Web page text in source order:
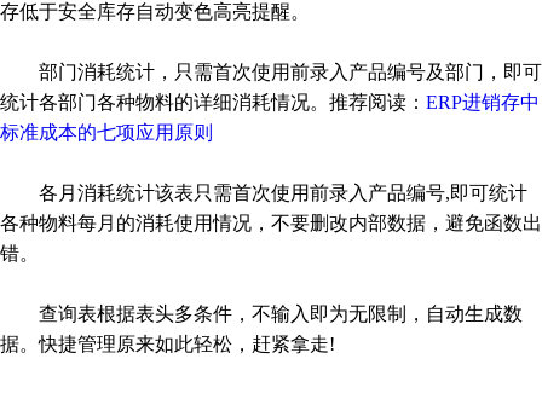
存低于安全库存自动变色高亮提醒。
部门消耗统计，只需首次使用前录入产品编号及部门，即可
统计各部门各种物料的详细消耗情况。推荐阅读： ERP进销存中
标准成本的七项应用原则
各月消耗统计该表只需首次使用前录入产品编号,即可统计
各种物料每月的消耗使用情况，不要删改内部数据，避免函数出
错。
查询表根据表头多条件，不输入即为无限制，自动生成数
据。快捷管理原来如此轻松，赶紧拿走!